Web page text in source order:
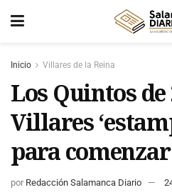
Inicio Villares de la Reina
Los Quintos de
Villares
para
por Redacción Salamanca Diario